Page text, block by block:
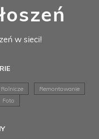
w sieci!
Rolnicze
Remontowanie
Foto